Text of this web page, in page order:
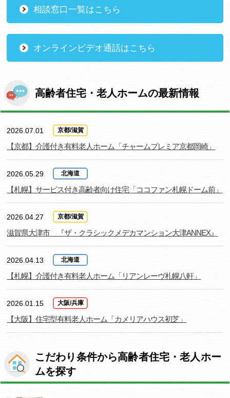
相談窓口一覧はこちら
オンラインビデオ通話はこちら
高齢者住宅・老人ホームの最新情報
2026.07.01 京都/滋賀
【京都】介護付き有料老人ホーム「チャームプレミア京都岡崎」
2026.05.29 北海道
【札幌】サービス付き高齢者向け住宅「ココファン札幌ドーム前」
2026.04.27 京都/滋賀
滋賀県大津市 『ザ・クラシックメデカマンション大津ANNEX』
2026.04.13 北海道
【札幌】介護付き有料老人ホーム「リアンレーヴ札幌八軒」
2026.01.15 大阪/兵庫
【大阪】住宅型有料老人ホーム「カメリアハウス初芝」
こだわり条件から高齢者住宅・老人ホー
ムを探す